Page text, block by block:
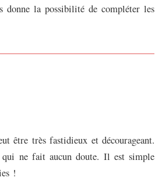
donne la possibilité de compléter les
être très fastidieux et décourageant.
ne fait aucun doute. Il est simple
!